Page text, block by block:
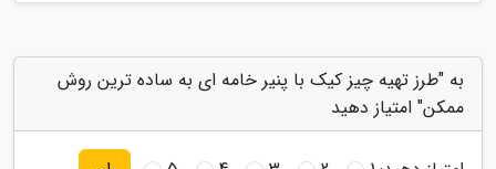
به "طرز تهیه چیز کیک با پنیر خامه ای به ساده ترین روش
ممکن" امتیاز دهید